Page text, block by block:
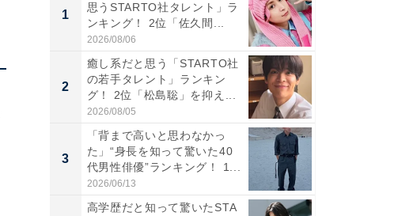
1
思うSTARTO社タレント」ラ
ンキング！ 2位「佐久間...
2026/08/06
2
癒し系だと思う「STARTO社
の若手タレント」ランキン
グ！ 2位「松島聡」を抑え...
2026/08/05
3
「背まで高いと思わなかっ
た」“身長を知って驚いた40
代男性俳優”ランキング！ 1...
2026/06/13
高学歴だと知って驚いたSTA